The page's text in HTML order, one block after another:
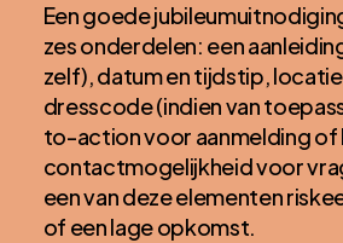
Een goede
zes onderdelen: een
zelf), datum en tijdstip,
dresscode (indien van
to-action voor aanmelding of
contactmogelijkheid voor
een van deze elementen
of een lage opkomst.